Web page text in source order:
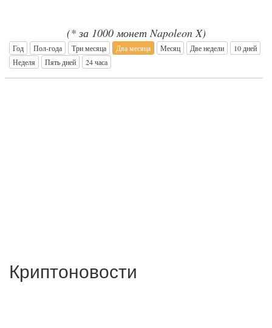
(* за 1000 монет Napoleon X)
Год Пол-года Три месяца Два месяца Месяц Две недели
10 дней
Неделя
Пять дней 24 часа
Криптоновости